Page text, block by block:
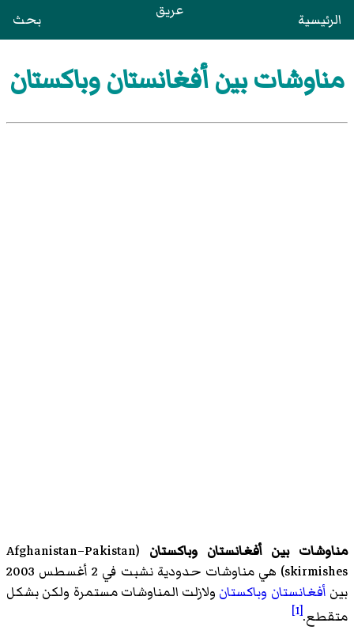
الرئيسية عريق بحث
مناوشات بين أفغانستان وباكستان
مناوشات بين أفغانستان وباكستان (
Afghanistan–Pakistan
skirmishes
)‏ هي مناوشات حدودية نشبت في 2 أغسطس 2003
بين أفغانستان وباكستان ولازلت المناوشات مستمرة ولكن بشكل
متقطع.[1]